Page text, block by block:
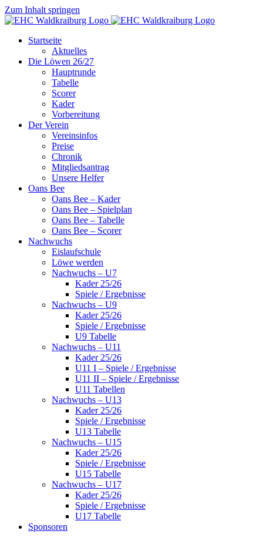
Zum Inhalt springen
Startseite
Aktuelles
Die Löwen 26/27
Hauptrunde
Tabelle
Scorer
Kader
Vorbereitung
Der Verein
Vereinsinfos
Preise
Chronik
Mitgliedsantrag
Unsere Helfer
Oans Bee
Oans Bee – Kader
Oans Bee – Spielplan
Oans Bee – Tabelle
Oans Bee – Scorer
Nachwuchs
Eislaufschule
Löwe werden
Nachwuchs – U7
Kader 25/26
Spiele / Ergebnisse
Nachwuchs – U9
Kader 25/26
Spiele / Ergebnisse
U9 Tabelle
Nachwuchs – U11
Kader 25/26
U11 I – Spiele / Ergebnisse
U11 II – Spiele / Ergebnisse
U11 Tabellen
Nachwuchs – U13
Kader 25/26
Spiele / Ergebnisse
U13 Tabelle
Nachwuchs – U15
Kader 25/26
Spiele / Ergebnisse
U15 Tabelle
Nachwuchs – U17
Kader 25/26
Spiele / Ergebnisse
U17 Tabelle
Sponsoren